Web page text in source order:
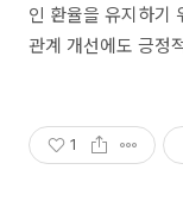
인 환율을 유지하기
관계 개선에도 긍정
1